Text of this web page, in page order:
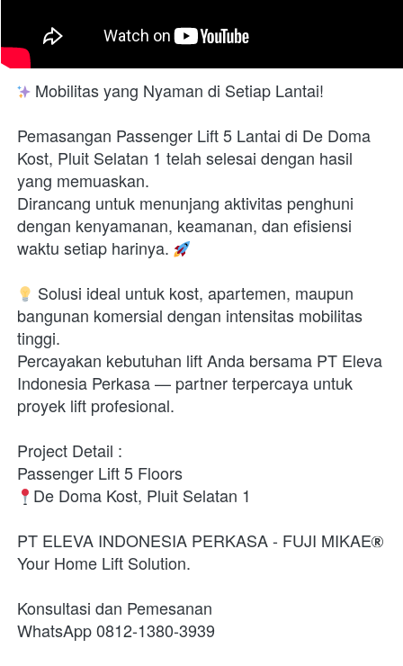
Mobilitas yang Nyaman di Setiap Lantai!
Pemasangan Passenger Lift 5 Lantai di De Doma
Kost, Pluit Selatan 1 telah selesai dengan hasil
yang memuaskan.
Dirancang untuk menunjang aktivitas penghuni
dengan kenyamanan, keamanan, dan efisiensi
waktu setiap harinya.
Solusi ideal untuk kost, apartemen, maupun
bangunan komersial dengan intensitas mobilitas
tinggi.
Percayakan kebutuhan lift Anda bersama PT Eleva
Indonesia Perkasa — partner terpercaya untuk
proyek lift profesional.
Project Detail :
De Doma Kost, Pluit Selatan 1
PT ELEVA INDONESIA PERKASA - FUJI MIKAE
Your Home Lift Solution.
Konsultasi dan Pemesanan
WhatsApp 0812-1380-3939